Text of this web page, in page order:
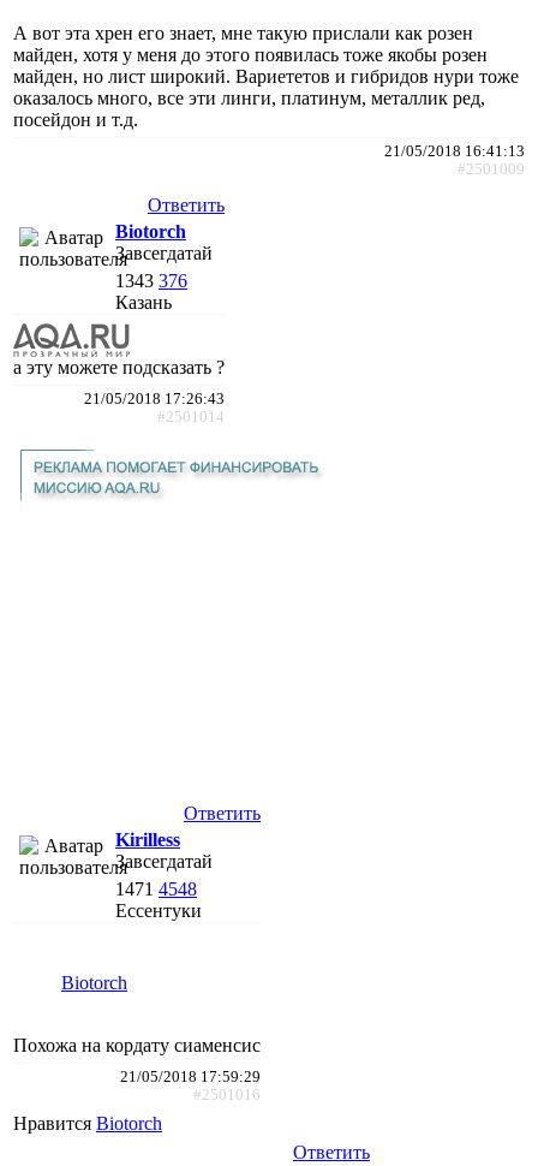
А вот эта хрен его знает, мне такую прислали как розен
майден, хотя у меня до этого появилась тоже якобы розен
майден, но лист широкий. Вариететов и гибридов нури тоже
оказалось много, все эти линги, платинум, металлик ред,
посейдон и т.д.
21/05/2018 16:41:13
#2501009
Ответить
Biotorch
Завсегдатай
1343 376
Казань
а эту можете подсказать ?
21/05/2018 17:26:43
#2501014
Ответить
Kirilless
Завсегдатай
1471 4548
Ессентуки
Biotorch
Похожа на кордату сиаменсис
21/05/2018 17:59:29
#2501016
Нравится Biotorch
Ответить